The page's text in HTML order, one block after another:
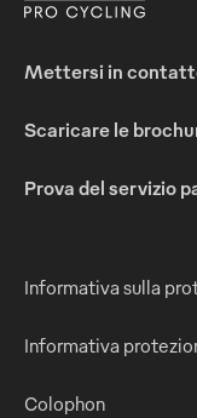
Mettersi in
Scaricare le
Prova del servizio
Informativa sulla
Informativa
Colophon